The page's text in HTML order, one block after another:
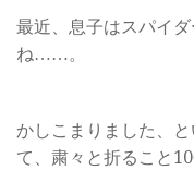
最近、息子はスパイ
ね……。
かしこまりました、
て、粛々と折ること